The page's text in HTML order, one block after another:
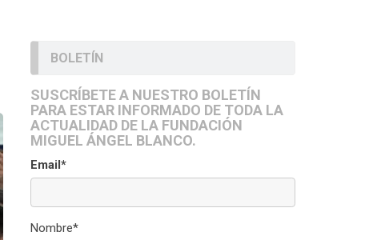
BOLETÍN
SUSCRÍBETE A NUESTRO BOLETÍN
PARA ESTAR INFORMADO DE TODA LA
ACTUALIDAD DE LA FUNDACIÓN
MIGUEL ÁNGEL BLANCO.
Email*
Nombre*